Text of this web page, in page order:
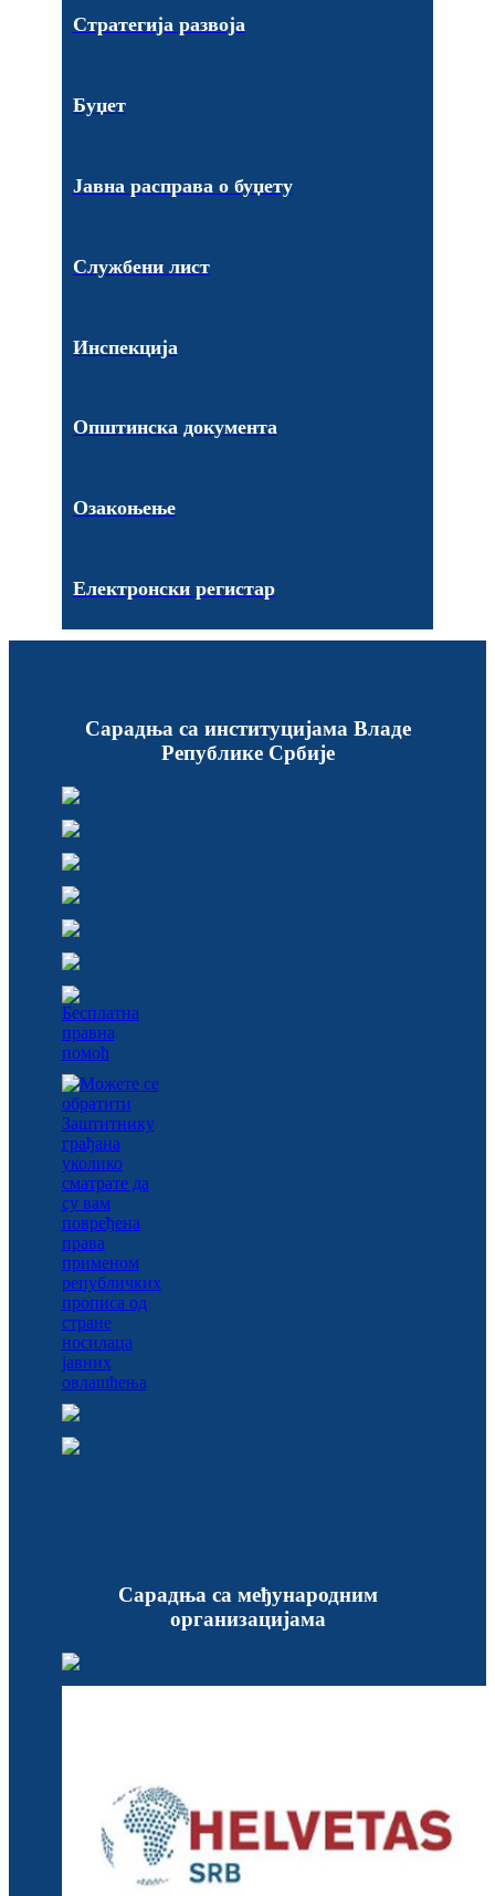
Стратегија развоја
Буџет
Јавна расправа о буџету
Службени лист
Инспекција
Општинска документа
Озакоњење
Електронски регистар
Сарадња са институцијама Владе
Републике Србије
Сарадња са међународним
организацијама